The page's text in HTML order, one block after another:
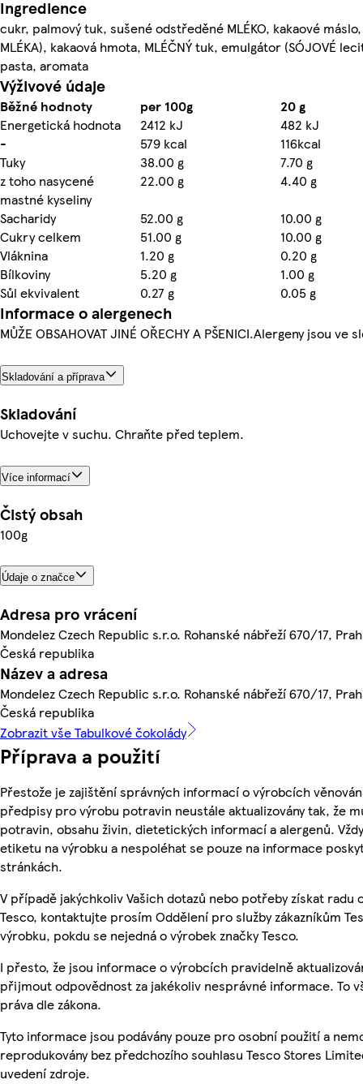
Ingredience
cukr, palmový tuk, sušené odstředěné MLÉKO, kakaové
MLÉKA), kakaová hmota, MLÉČNÝ tuk, emulgátor (SÓJOVÉ
pasta, aromata
Výživové údaje
Běžné hodnoty per 100g
20 g
Energetická hodnota
2412 kJ
482 kJ
-
579 kcal
116kcal
Tuky
38.00 g
7.70 g
z toho nasycené
mastné kyseliny
22.00 g
4.40 g
Sacharidy
52.00 g
10.00 g
Cukry celkem
51.00 g
10.00 g
Vláknina
1.20 g
0.20 g
Bílkoviny
5.20 g
1.00 g
Sůl ekvivalent
0.27 g 0.05 g
Informace o alergenech
MŮŽE OBSAHOVAT JINÉ OŘECHY A PŠENICI.Alergeny jsou ve
Skladování a příprava
Skladování
Uchovejte v suchu. Chraňte před teplem.
Více informací
Čistý obsah
100g
Údaje o značce
Adresa pro vrácení
Mondelez Czech Republic s.r.o. Rohanské nábřeží 670/17,
Česká republika
Název a adresa
Mondelez Czech Republic s.r.o. Rohanské nábřeží 670/17,
Česká republika
Zobrazit vše Tabulkové čokolády
Příprava a použití
Přestože je zajištění správných informací o výrobcích
předpisy pro výrobu potravin neustále aktualizovány tak, že
potravin, obsahu živin, dietetických informací a alergenů.
etiketu na výrobku a nespoléhat se pouze na informace
stránkách.
V případě jakýchkoliv Vašich dotazů nebo potřeby získat radu
Tesco, kontaktujte prosím Oddělení pro služby zákazníkům
výrobku, pokdu se nejedná o výrobek značky Tesco.
I přesto, že jsou informace o výrobcích pravidelně
přijmout odpovědnost za jakékoliv nesprávné informace. To
práva dle zákona.
Tyto informace jsou podávány pouze pro osobní použití a
reprodukovány bez předchozího souhlasu Tesco Stores
uvedení zdroje.